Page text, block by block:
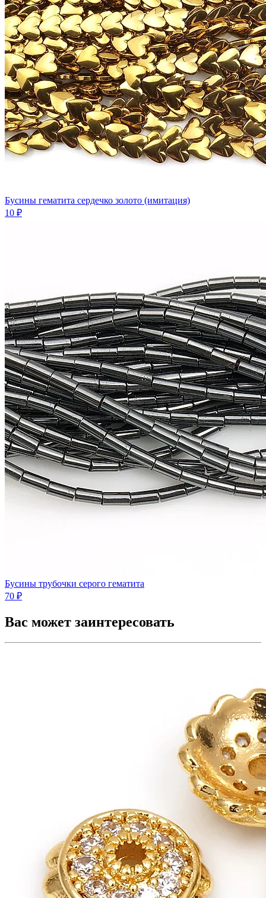
Бусины гематита сердечко золото (имитация)
10 ₽
Бусины трубочки серого гематита
70 ₽
Вас может заинтересовать